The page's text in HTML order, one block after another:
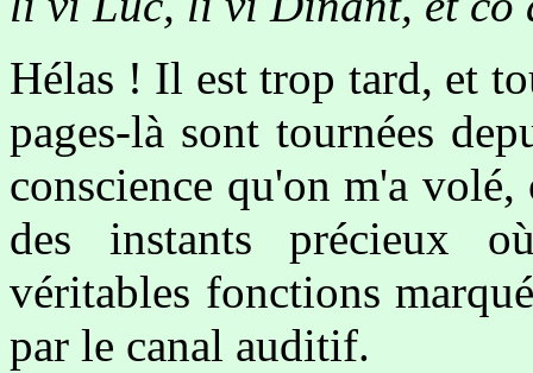
Hélas ! Il est trop tard, et
pages-là sont tournées
conscience qu'on m'a
des instants précieux
véritables fonctions
par le canal auditif.